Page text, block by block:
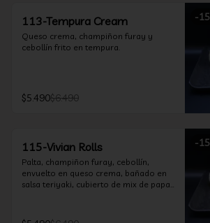
-15
113-Tempura Cream
Queso crema, champiñon furay y
cebollín frito en tempura.
$5.490$6.490
-15
115-Vivian Rolls
Palta, champiñon furay, cebollín,
envuelto en queso crema, bañado en
salsa teriyaki, cubierto de mix de papas